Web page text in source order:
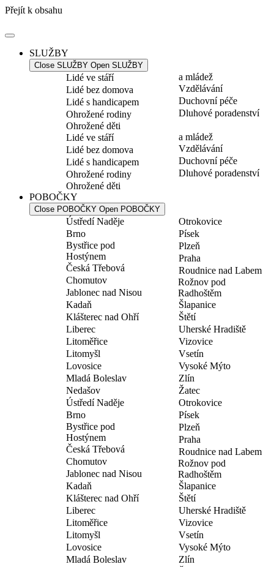
Přejít k obsahu
SLUŽBY
Close SLUŽBY Open SLUŽBY
Lidé ve stáří
Lidé bez domova
Lidé s handicapem
Ohrožené rodiny
Ohrožené děti
a mládež
Vzdělávání
Duchovní péče
Dluhové poradenství
Lidé ve stáří
Lidé bez domova
Lidé s handicapem
Ohrožené rodiny
Ohrožené děti
a mládež
Vzdělávání
Duchovní péče
Dluhové poradenství
POBOČKY
Close POBOČKY Open POBOČKY
Ústředí Naděje
Brno
Bystřice pod
Hostýnem
Česká Třebová
Chomutov
Jablonec nad Nisou
Kadaň
Klášterec nad Ohří
Liberec
Litoměřice
Litomyšl
Lovosice
Mladá Boleslav
Nedašov
Otrokovice
Písek
Plzeň
Praha
Roudnice nad Labem
Rožnov pod
Radhoštěm
Šlapanice
Štětí
Uherské Hradiště
Vizovice
Vsetín
Vysoké Mýto
Zlín
Žatec
Ústředí Naděje
Brno
Bystřice pod
Hostýnem
Česká Třebová
Chomutov
Jablonec nad Nisou
Kadaň
Klášterec nad Ohří
Liberec
Litoměřice
Litomyšl
Lovosice
Mladá Boleslav
Otrokovice
Písek
Plzeň
Praha
Roudnice nad Labem
Rožnov pod
Radhoštěm
Šlapanice
Štětí
Uherské Hradiště
Vizovice
Vsetín
Vysoké Mýto
Zlín